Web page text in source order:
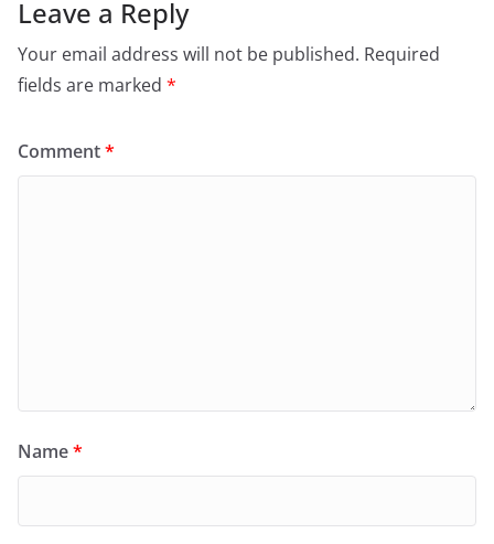
Leave a Reply
Your email address will not be published. Required
fields are marked *
Comment*
Name*